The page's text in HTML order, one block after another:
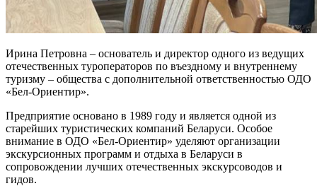
Ирина Петровна – основатель и директор одного из ведущих
отечественных туроператоров по въездному и внутреннему
туризму – общества с дополнительной ответственностью ОДО
«Бел-Ориентир».
Предприятие основано в 1989 году и является одной из
старейших туристических компаний Беларуси. Особое
внимание в ОДО «Бел-Ориентир» уделяют организации
экскурсионных программ и отдыха в Беларуси в
сопровождении лучших отечественных экскурсоводов и
гидов.